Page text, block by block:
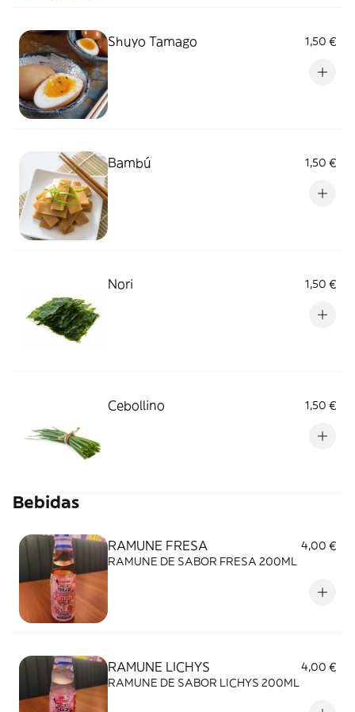
Shuyo Tamago 1,50 €
Bambú 1,50 €
Nori 1,50 €
Cebollino 1,50 €
Bebidas
RAMUNE FRESA
4,00 €
RAMUNE DE SABOR FRESA 200ML
RAMUNE LICHYS
4,00 €
RAMUNE DE SABOR LICHYS 200ML